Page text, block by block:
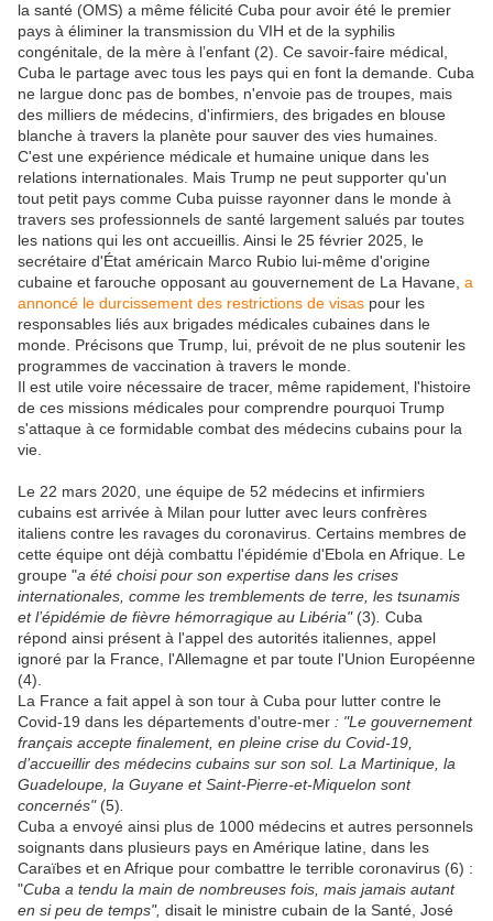
la santé (OMS) a même félicité Cuba pour avoir été le premier
pays à éliminer la transmission du VIH et de la syphilis
congénitale, de la mère à l’enfant (2). Ce savoir-faire médical,
Cuba le partage avec tous les pays qui en font la demande. Cuba
ne largue donc pas de bombes, n'envoie pas de troupes, mais
des milliers de médecins, d'infirmiers, des brigades en blouse
blanche à travers la planète pour sauver des vies humaines.
C'est une expérience médicale et humaine unique dans les
relations internationales. Mais Trump ne peut supporter qu'un
tout petit pays comme Cuba puisse rayonner dans le monde à
travers ses professionnels de santé largement salués par toutes
les nations qui les ont accueillis. Ainsi le 25 février 2025, le
secrétaire d'État américain Marco Rubio lui-même d'origine
cubaine et farouche opposant au gouvernement de La Havane, a
annoncé le durcissement des restrictions de visas pour les
responsables liés aux brigades médicales cubaines dans le
monde. Précisons que Trump, lui, prévoit de ne plus soutenir les
programmes de vaccination à travers le monde.
Il est utile voire nécessaire de tracer, même rapidement, l'histoire
de ces missions médicales pour comprendre pourquoi Trump
s'attaque à ce formidable combat des médecins cubains pour la
vie.
Le 22 mars 2020, une équipe de 52 médecins et infirmiers
cubains est arrivée à Milan pour lutter avec leurs confrères
italiens contre les ravages du coronavirus. Certains membres de
cette équipe ont déjà combattu l'épidémie d'Ebola en Afrique. Le
groupe "a été choisi pour son expertise dans les crises
internationales, comme les tremblements de terre, les tsunamis
et l’épidémie de fièvre hémorragique au Libéria" (3) Cuba
répond ainsi présent à l'appel des autorités italiennes, appel
ignoré par la France, l'Allemagne et par toute l'Union Européenne
(4).
La France a fait appel à son tour à Cuba pour lutter contre le
Covid-19 dans les départements d'outre-mer : "Le gouvernement
français accepte finalement, en pleine crise du Covid-19,
d’accueillir des médecins cubains sur son sol. La Martinique, la
Guadeloupe, la Guyane et Saint-Pierre-et-Miquelon sont
concernés" (5)
Cuba a envoyé ainsi plus de 1000 médecins et autres personnels
soignants dans plusieurs pays en Amérique latine, dans les
Caraïbes et en Afrique pour combattre le terrible coronavirus (6) :
"Cuba a tendu la main de nombreuses fois, mais jamais autant
en si peu de temps", disait le ministre cubain de la Santé, José